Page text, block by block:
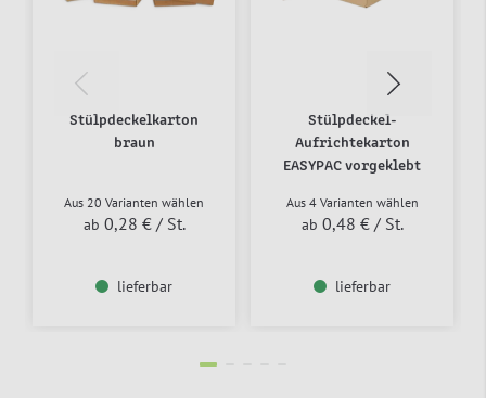
Stülpdeckelkarton
braun
Aus 20 Varianten wählen
ab 0,28 € / St.
lieferbar
Stülpdeckel-
Aufrichtekarton
EASYPAC vorgeklebt
Aus 4 Varianten wählen
ab 0,48 € / St.
lieferbar